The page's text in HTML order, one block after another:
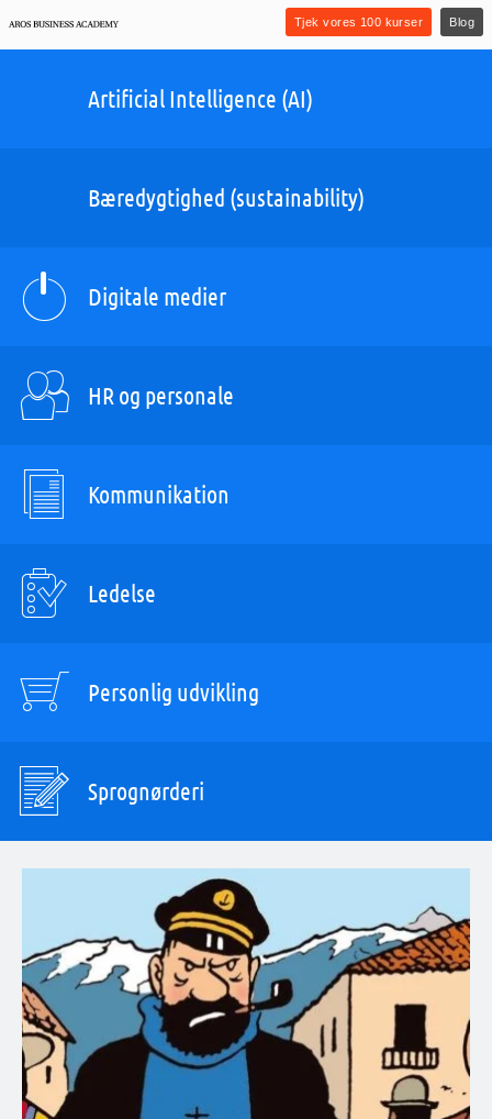
Tjek vores 100 kurser Blog
Artificial Intelligence (AI)
Bæredygtighed (sustainability)
Digitale medier
HR og personale
Kommunikation
Ledelse
Personlig udvikling
Sprognørderi